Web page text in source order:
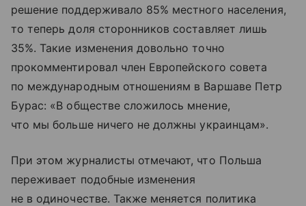
решение поддерживало 85% местного населения,
то теперь доля сторонников составляет лишь
35%. Такие изменения довольно точно
прокомментировал член Европейского совета
по международным отношениям в Варшаве Петр
Бурас: «В обществе сложилось мнение,
что мы больше ничего не должны украинцам».
При этом журналисты отмечают, что Польша
переживает подобные изменения
не в одиночестве. Также меняется политика